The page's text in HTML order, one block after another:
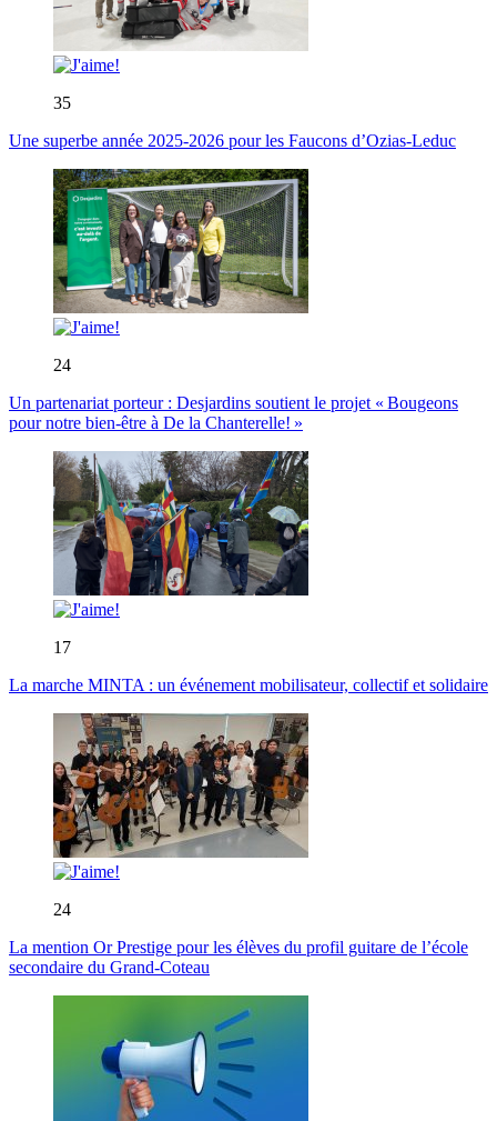
35
Une superbe année 2025-2026 pour les Faucons d’Ozias-Leduc
24
Un partenariat porteur : Desjardins soutient le projet « Bougeons
pour notre bien-être à De la Chanterelle! »
17
La marche MINTA : un événement mobilisateur, collectif et solidaire
24
La mention Or Prestige pour les élèves du profil guitare de l’école
secondaire du Grand-Coteau